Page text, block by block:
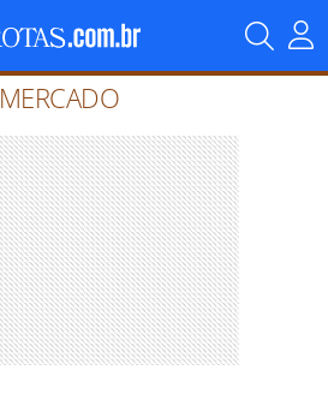
MERCADO